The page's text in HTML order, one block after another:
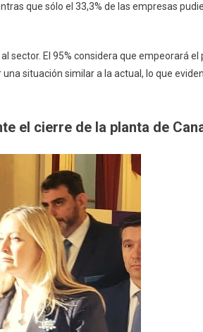
que sólo el 33,3% de las empresas
sector. El 95% considera que empeorará el
situación similar a la actual, lo que
el cierre de la planta de